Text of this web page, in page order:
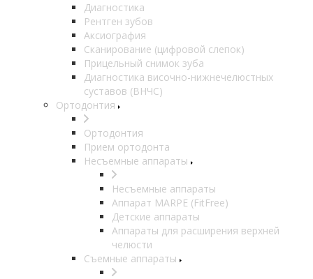
Диагностика
Рентген зубов
Аксиография
Сканирование (цифровой слепок)
Прицельный снимок зуба
Диагностика височно-нижнечелюстных
суставов (ВНЧС)
Ортодонтия
Ортодонтия
Прием ортодонта
Несъемные аппараты
Несъемные аппараты
Аппарат MARPE (FitFree)
Детские аппараты
Аппараты для расширения верхней
челюсти
Съемные аппараты